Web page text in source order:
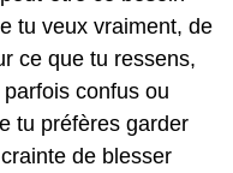
tu veux vraiment, de
ce que tu ressens,
confus ou
tu préfères garder
de blesser